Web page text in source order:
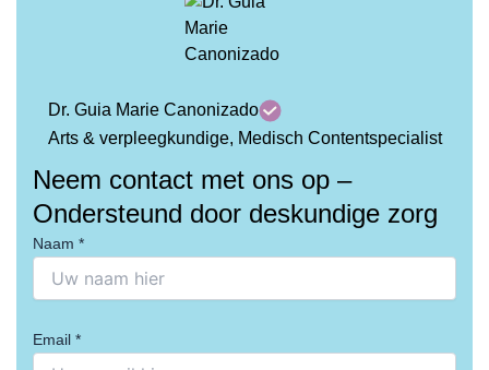
Dr. Guia Marie Canonizado
Arts & verpleegkundige, Medisch Contentspecialist
Neem contact met ons op –
Ondersteund door deskundige zorg
Naam *
Email *